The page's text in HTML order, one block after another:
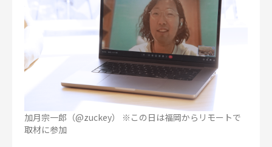
加月宗一郎（@zuckey） ※この日は福岡からリモートで
取材に参加